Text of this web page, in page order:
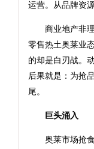
运营。从品牌资
商业地产非理
零售热土奥莱业
的却是白刃战。
后果就是：为抢
尾。
巨头涌入
奥莱市场抢食